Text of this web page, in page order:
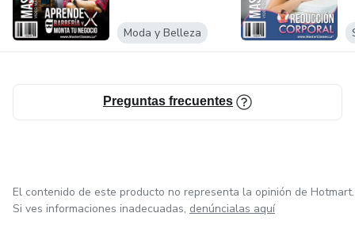
Moda y Belleza
Preguntas frecuentes
El contenido de este producto no representa la opinión de Hotmart.
Si ves informaciones inadecuadas, denúncialas aquí